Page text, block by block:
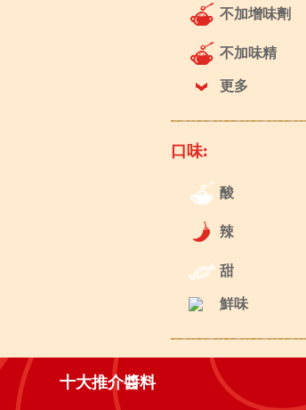
不加增味劑
不加味精
更多
口味:
酸
辣
甜
鮮味
十大推介醬料